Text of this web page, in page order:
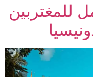
للمغتربين